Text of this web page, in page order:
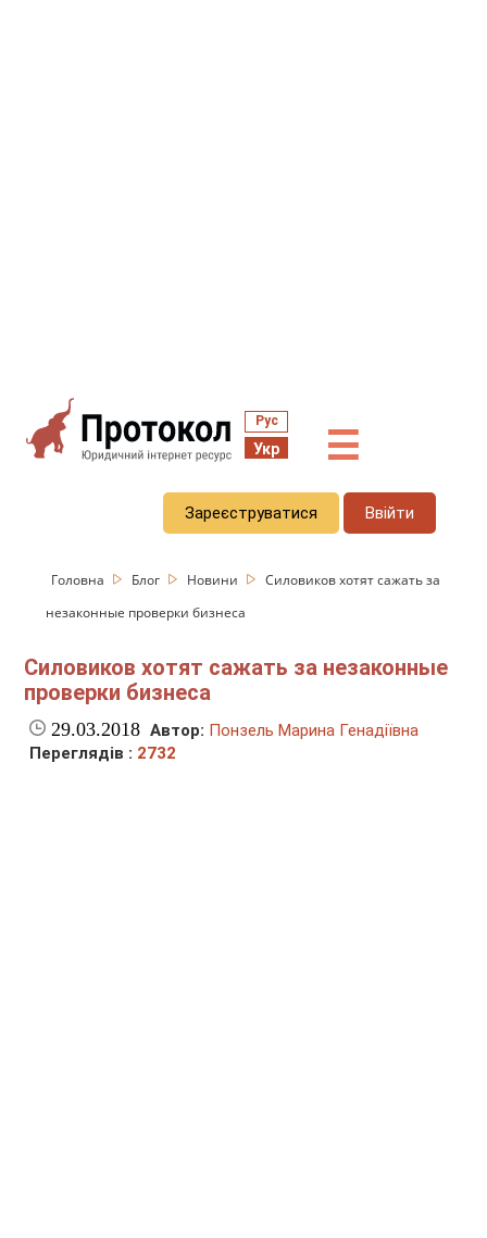
Рус
Укр ☰
Зареєструватися Ввійти
Головна Блог Новини
Силовиков хотят сажать за
незаконные проверки бизнеса
Силовиков хотят сажать за незаконные
проверки бизнеса
29.03.2018 Автор: Понзель Марина Генадіївна
Переглядів : 2732